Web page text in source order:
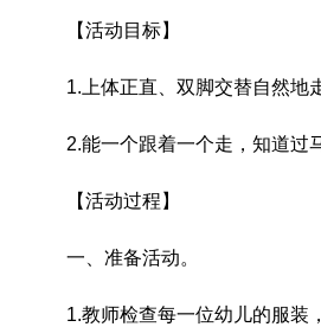
【活动目标】
1.上体正直、双脚交替自然地走
2.能一个跟着一个走，知道过马
【活动过程】
一、准备活动。
1.教师检查每一位幼儿的服装